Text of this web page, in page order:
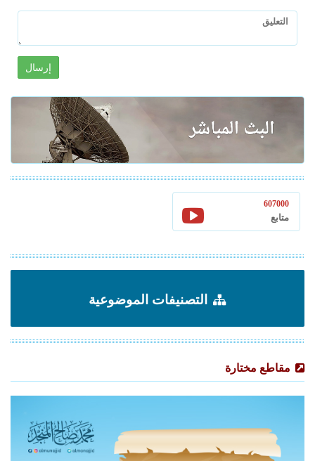
إرسال
607000
متابع
التصنيفات الموضوعية
مقاطع مختارة